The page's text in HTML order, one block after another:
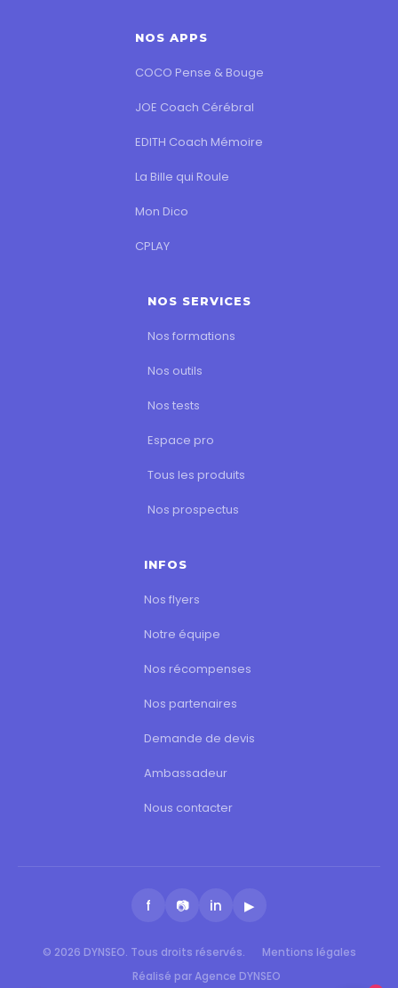
NOS APPS
COCO Pense & Bouge
JOE Coach Cérébral
EDITH Coach Mémoire
La Bille qui Roule
Mon Dico
CPLAY
NOS SERVICES
Nos formations
Nos outils
Nos tests
Espace pro
Tous les produits
Nos prospectus
INFOS
Nos flyers
Notre équipe
Nos récompenses
Nos partenaires
Demande de devis
Ambassadeur
Nous contacter
f 📷 in ▶
© 2026 DYNSEO. Tous droits réservés.
Mentions légales
Réalisé par Agence DYNSEO